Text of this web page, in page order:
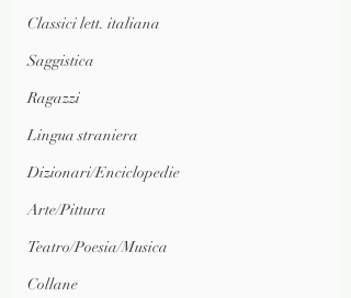
Classici lett. italiana
Saggistica
Ragazzi
Lingua straniera
Dizionari/Enciclopedie
Arte/Pittura
Teatro/Poesia/Musica
Collane